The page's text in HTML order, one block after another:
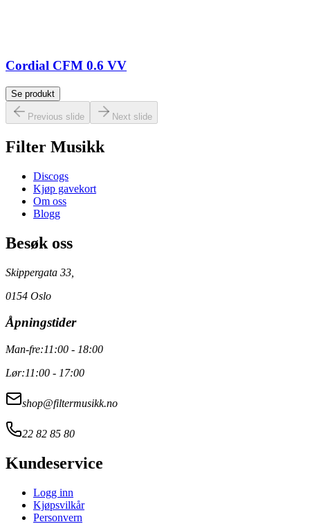
Cordial CFM 0.6 VV
Se produkt
Previous slide Next slide
Filter Musikk
Discogs
Kjøp gavekort
Om oss
Blogg
Besøk oss
Skippergata 33,
0154 Oslo
Åpningstider
Man-fre:11:00 - 18:00
Lør:11:00 - 17:00
shop@filtermusikk.no
22 82 85 80
Kundeservice
Logg inn
Kjøpsvilkår
Personvern